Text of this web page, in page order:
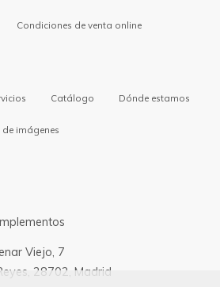
Condiciones de venta online
Catálogo Dónde estamos
de imágenes
Viejo, 7
28702, Madrid